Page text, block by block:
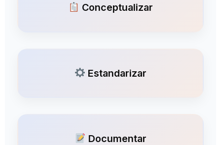
Conceptualizar
Estandarizar
Documentar